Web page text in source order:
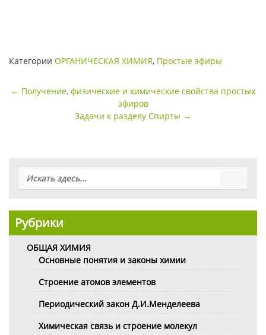
Категории ОРГАНИЧЕСКАЯ ХИМИЯ, Простые эфиры
Навигация
← Получение, физические и химические свойства простых
эфиров
Задачи к разделу Спирты →
Рубрики
ОБЩАЯ ХИМИЯ
Основные понятия и законы химии
Строение атомов элементов
Периодический закон Д.И.Менделеева
Химическая связь и строение молекул